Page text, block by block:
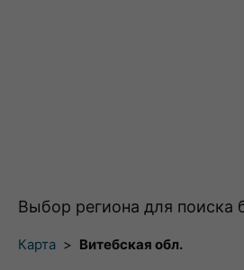
Выбор региона для поиска
Карта > Витебская обл.